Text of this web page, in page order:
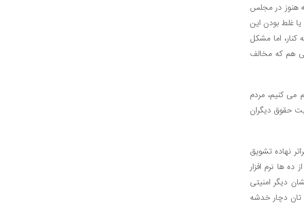
هنوز در مجلس
غلط بودن این
اما مشکل
هم که مخالف
می کنیم، مردم
حقوق دیگران
نهاده تشویق
ها نرم افزار
دیگر امنیتی
دچار خدشه